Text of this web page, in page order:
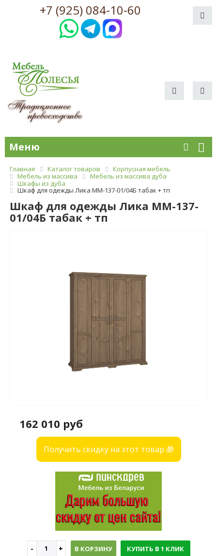
+7 (925) 084-10-60
Меню
Главная Каталог товаров
Корпусная мебель
Мебель из массива
Мебель из массива дуба
Шкафы из дуба
Шкаф для одежды Лика ММ-137-01/04Б табак + тп
Шкаф для одежды Лика ММ-137-
01/04Б табак + тп
162 010 руб
Получить скидку на этот товар 🎁
В КОРЗИНУ КУПИТЬ В 1 КЛИК